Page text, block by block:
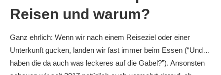
Reisen und warum?
Ganz ehrlich: Wenn wir nach einem Reiseziel oder einer
Unterkunft gucken, landen wir fast immer beim Essen (“Und…
haben die da auch was leckeres auf die Gabel?”). Ansonsten